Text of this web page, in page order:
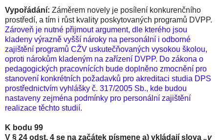
Vypořádání: Záměrem novely je posílení konkurenčního
prostředí, a tím i růst kvality poskytovaných programů DVPP.
Zároveň je nutné přijmout argument, dle kterého jsou
kladeny výrazně vyšší nároky na personální i odborné
zajištění programů CŽV uskutečňovaných vysokou školou,
oproti nárokům kladeným na zařízení DVPP. Do zákona o
pedagogických pracovnících bude doplněno zmocnění pro
stanovení konkrétních požadavků pro akreditaci studia DPS
prostřednictvím vyhlášky č. 317/2005 Sb., kde budou
nastaveny zejména podmínky pro personální zajištění
realizace těchto studií.
K bodu 99
V § 24 odst. 4 se na začátek písmene a) vkládají slova „v